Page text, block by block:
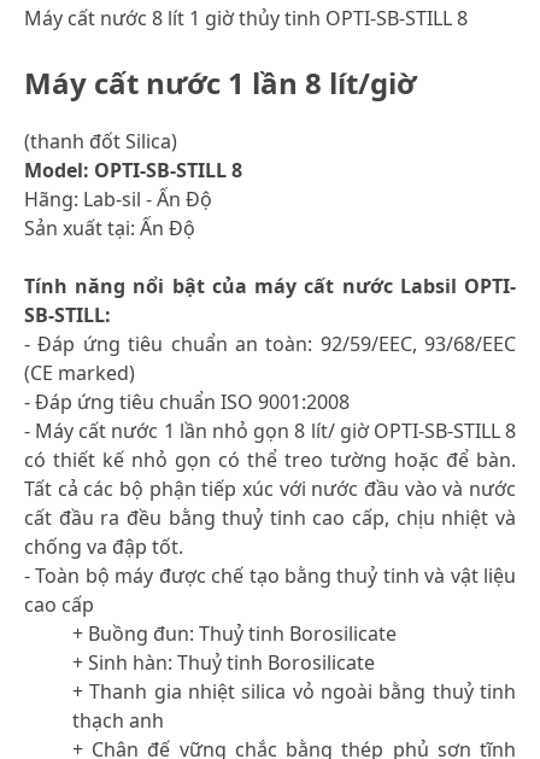
Máy cất nước 8 lít 1 giờ thủy tinh OPTI-SB-STILL 8
Máy cất nước 1 lần 8 lít/giờ
(thanh đốt Silica)
Model: OPTI-SB-STILL 8
Hãng: Lab-sil - Ấn Độ
Sản xuất tại: Ấn Độ
Tính năng nổi bật của máy cất nước Labsil OPTI-
SB-STILL:
- Đáp ứng tiêu chuẩn an toàn: 92/59/EEC, 93/68/EEC
(CE marked)
- Đáp ứng tiêu chuẩn ISO 9001:2008
- Máy cất nước 1 lần nhỏ gọn 8 lít/ giờ OPTI-SB-STILL 8
có thiết kế nhỏ gọn có thể treo tường hoặc để bàn.
Tất cả các bộ phận tiếp xúc với nước đầu vào và nước
cất đầu ra đều bằng thuỷ tinh cao cấp, chịu nhiệt và
chống va đập tốt.
- Toàn bộ máy được chế tạo bằng thuỷ tinh và vật liệu
cao cấp
+ Buồng đun: Thuỷ tinh Borosilicate
+ Sinh hàn: Thuỷ tinh Borosilicate
+ Thanh gia nhiệt silica vỏ ngoài bằng thuỷ tinh
thạch anh
+ Chân đế vững chắc bằng thép phủ sơn tĩnh